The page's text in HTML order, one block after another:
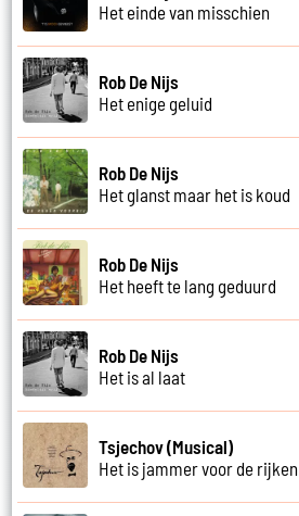
Het einde van misschien
Rob De Nijs
Het enige geluid
Rob De Nijs
Het glanst maar het is koud
Rob De Nijs
Het heeft te lang geduurd
Rob De Nijs
Het is al laat
Tsjechov (Musical)
Het is jammer voor de rijken